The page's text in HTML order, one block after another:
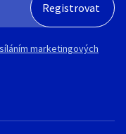
marketingových